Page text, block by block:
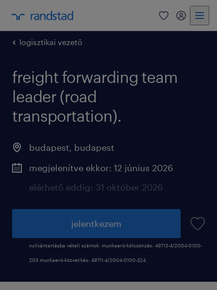
0 fiókom
logisztikai vezető
freight forwarding team
leader (road
transportation).
budapest, budapest
megjelenítve ekkor: 12 június 2026
elérhető eddig: 31 október 2026
jelentkezem
nyilvántartásba vételi számok: munkaerő-kölcsönzés: 49713-4/2004-0100-
203 munkaerő-közvetítés: 49711-4/2004-0100-324